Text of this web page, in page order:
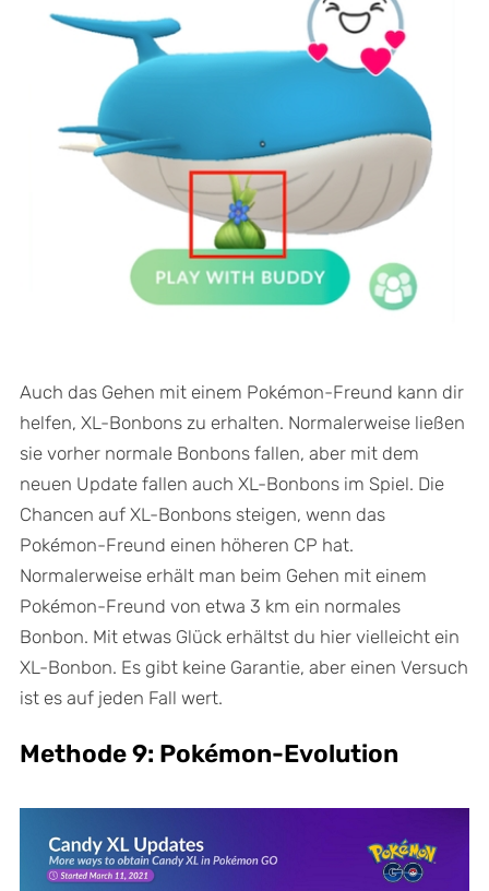
Auch das Gehen mit einem Pokémon-Freund kann dir
helfen, XL-Bonbons zu erhalten. Normalerweise ließen
sie vorher normale Bonbons fallen, aber mit dem
neuen Update fallen auch XL-Bonbons im Spiel. Die
Chancen auf XL-Bonbons steigen, wenn das
Pokémon-Freund einen höheren CP hat.
Normalerweise erhält man beim Gehen mit einem
Pokémon-Freund von etwa 3 km ein normales
Bonbon. Mit etwas Glück erhältst du hier vielleicht ein
XL-Bonbon. Es gibt keine Garantie, aber einen Versuch
ist es auf jeden Fall wert.
Methode 9: Pokémon-Evolution